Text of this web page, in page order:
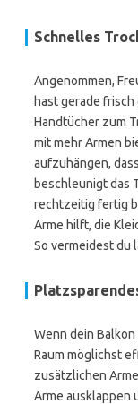
Schnelles
Angenommen,
hast gerade
Handtücher zum
mit mehr Armen
aufzuhängen,
beschleunigt das
rechtzeitig fertig
Arme hilft, die
So vermeidest du
Wenn dein
Raum möglichst
zusätzlichen
Arme ausklappen